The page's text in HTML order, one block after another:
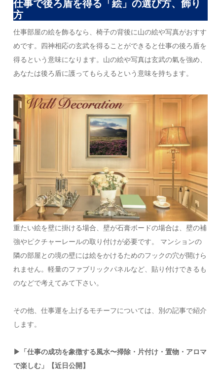
仕事で後ろ盾を得る「絵」の選び方、飾り
方
仕事部屋の絵を飾るなら、椅子の背後に山の絵や写真がおすす
めです。四神相応の玄武を得ることができると仕事の後ろ盾を
得るという意味になります。山の絵や写真は玄武の氣を強め、
あなたは後ろ盾に護ってもらえるという意味を持ちます。
重たい絵を壁に掛ける場合、壁が石膏ボードの場合は、壁の補
強やピクチャーレールの取り付けが必要です。 マンションの
隣の部屋との境の壁には絵をかけるためのフックの穴が開けら
れません。軽量のファブリックパネルなど、貼り付けできるも
のなどで考えてみて下さい。
その他、仕事運を上げるモチーフについては、別の記事で紹介
します。
▶「仕事の成功を象徴する風水〜掃除・片付け・置物・アロマ
で楽しむ」【近日公開】